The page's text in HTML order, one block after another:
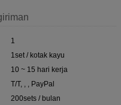
1
1set / kotak kayu
10 ~ 15 hari kerja
T/T, , , PayPal
200sets / bulan